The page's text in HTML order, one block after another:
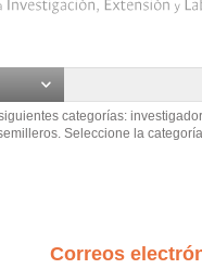
categorías:
Seleccione la
Correos